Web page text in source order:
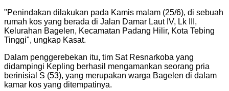
"Penindakan dilakukan pada Kamis malam (25/6), di sebuah
rumah kos yang berada di Jalan Damar Laut IV, Lk III,
Kelurahan Bagelen, Kecamatan Padang Hilir, Kota Tebing
Tinggi", ungkap Kasat.
Dalam penggerebekan itu, tim Sat Resnarkoba yang
didampingi Kepling berhasil mengamankan seorang pria
berinisial S (53), yang merupakan warga Bagelen di dalam
kamar kos yang ditempatinya.